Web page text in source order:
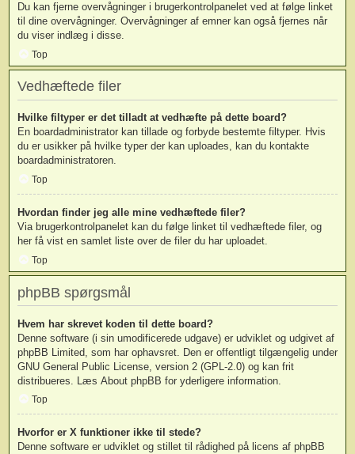
Du kan fjerne overvågninger i brugerkontrolpanelet ved at følge linket
til dine overvågninger. Overvågninger af emner kan også fjernes når
du viser indlæg i disse.
Top
Vedhæftede filer
Hvilke filtyper er det tilladt at vedhæfte på dette board?
En boardadministrator kan tillade og forbyde bestemte filtyper. Hvis
du er usikker på hvilke typer der kan uploades, kan du kontakte
boardadministratoren.
Top
Hvordan finder jeg alle mine vedhæftede filer?
Via brugerkontrolpanelet kan du følge linket til vedhæftede filer, og
her få vist en samlet liste over de filer du har uploadet.
Top
phpBB spørgsmål
Hvem har skrevet koden til dette board?
Denne software (i sin umodificerede udgave) er udviklet og udgivet af
phpBB Limited , som har ophavsret. Den er offentligt tilgængelig under
GNU General Public License, version 2 (GPL-2.0) og kan frit
distribueres. Læs About phpBB for yderligere information.
Top
Hvorfor er X funktioner ikke til stede?
Denne software er udviklet og stillet til rådighed på licens af phpBB